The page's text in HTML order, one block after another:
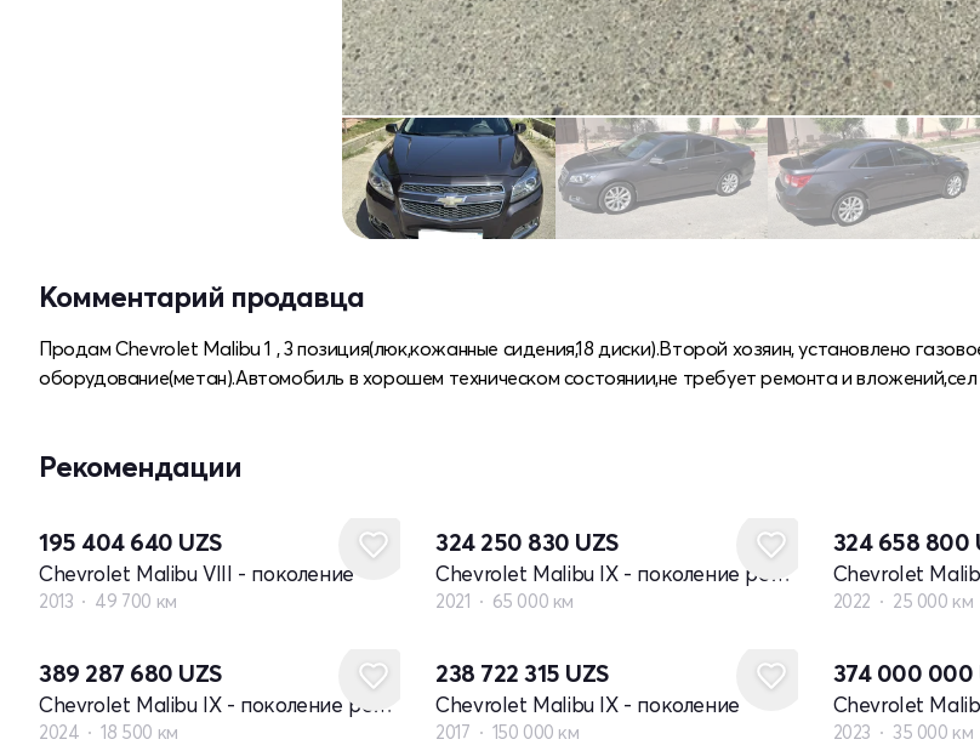
Комментарий продавца
Продам Chevrolet Malibu 1 , 3 позиция(люк,кожанные сидения,18 диски).Второй хозяин, установлено
оборудование(метан).Автомобиль в хорошем техническом состоянии,не требует ремонта и вложений,сел
Рекомендации
195 404 640 UZS
Chevrolet Malibu VIII - поколение
2013 49 700 км
324 250 830 UZS
Chevrolet Malibu IX - поколение рестайлинг
2021 65 000 км
324 658 800
2022 25 000 км
389 287 680 UZS
Chevrolet Malibu IX - поколение рестайлинг
2024 18 500 км
238 722 315 UZS
Chevrolet Malibu IX - поколение
2017 150 000 км
374 000 000
2023 35 000 км